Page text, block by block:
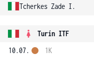
Tcherkes Zade I.
Turín ITF
10.07.
1K